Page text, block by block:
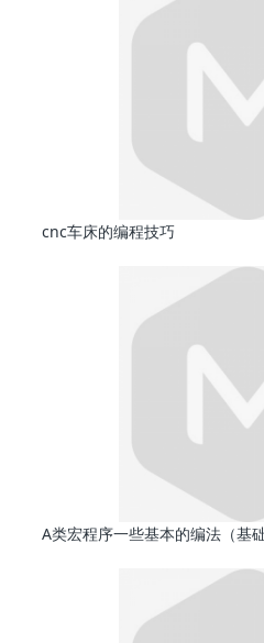
cnc车床的编程技巧
A类宏程序一些基本的编法（基础